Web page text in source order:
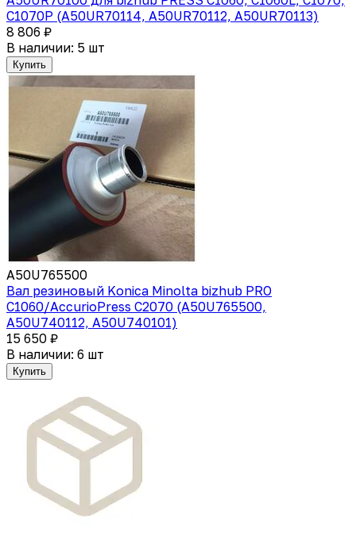
C1070P (A50UR70114, A50UR70112, A50UR70113)
8 806 ₽
В наличии: 5 шт
Купить
A50U765500
Вал резиновый Konica Minolta bizhub PRO
C1060/AccurioPress C2070 (A50U765500,
A50U740112, A50U740101)
15 650 ₽
В наличии: 6 шт
Купить